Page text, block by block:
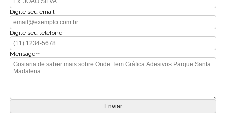
Digite seu email
Digite seu telefone
Mensagem